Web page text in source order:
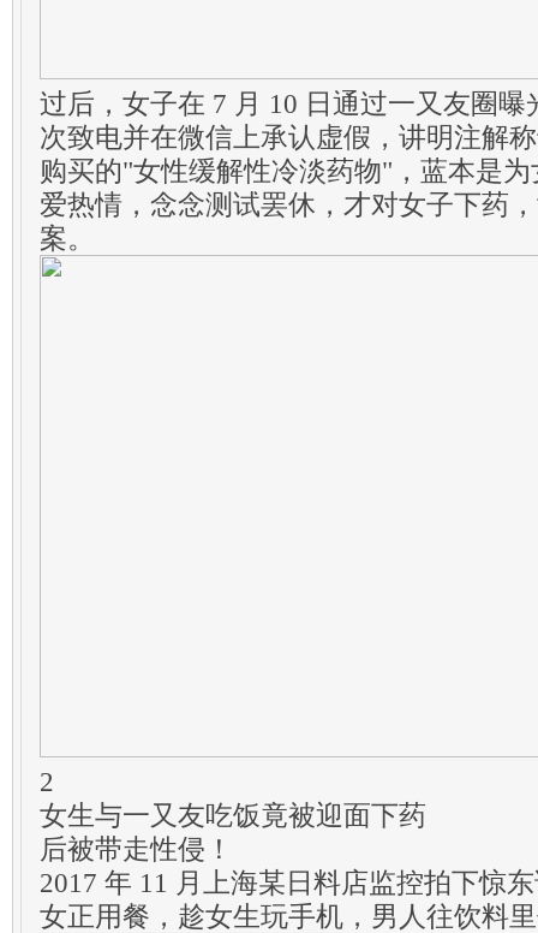
过后，女子在 7 月 10 日通过一又友圈
次致电并在微信上承认虚假，讲明注解
购买的"女性缓解性冷淡药物"，蓝本是
爱热情，念念测试罢休，才对女子下药
案。
2
女生与一又友吃饭竟被迎面下药
后被带走性侵！
2017 年 11 月上海某日料店监控拍下惊
女正用餐，趁女生玩手机，男人往饮料